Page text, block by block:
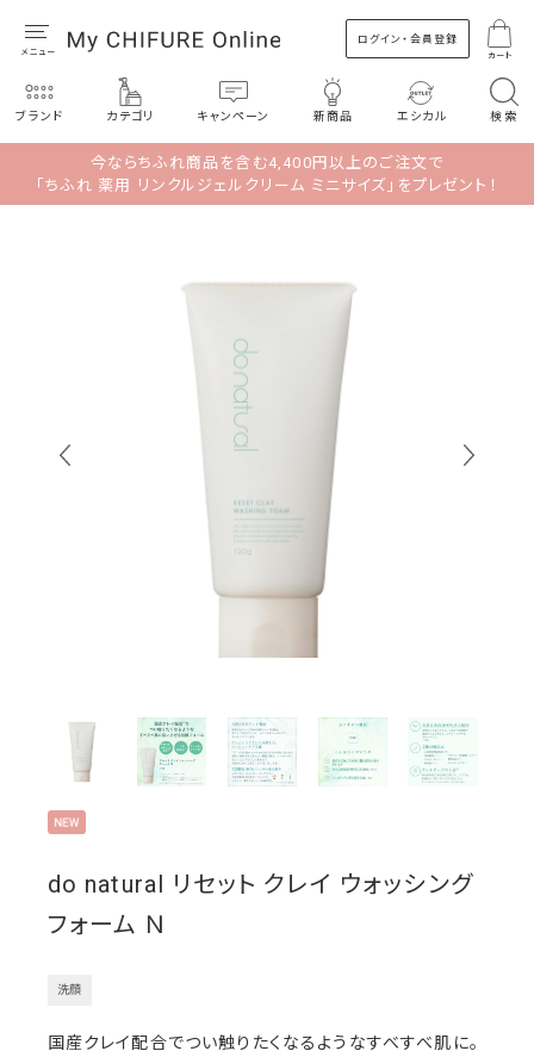
ログイン・会員登録
カート
ブランド カテゴリ キャンペーン 新商品 エシカル 検索
今ならちふれ商品を含む4,400円以上のご注文で
「ちふれ 薬用 リンクルジェルクリーム ミニサイズ」をプレゼント！
do natural リセット クレイ ウォッシング
フォーム Ｎ
洗顔
国産クレイ配合でつい触りたくなるようなすべすべ肌に。